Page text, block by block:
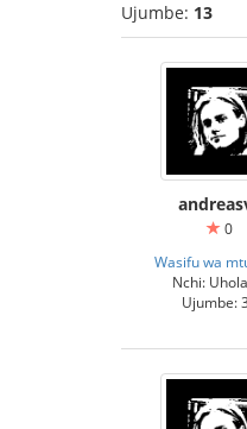
Ujumbe: 13
0
Wasifu wa
Nchi:
Ujumbe: